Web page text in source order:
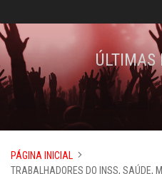
ÚLTIMAS
PÁGINA INICIAL
TRABALHADORES DO INSS, SAÚDE,